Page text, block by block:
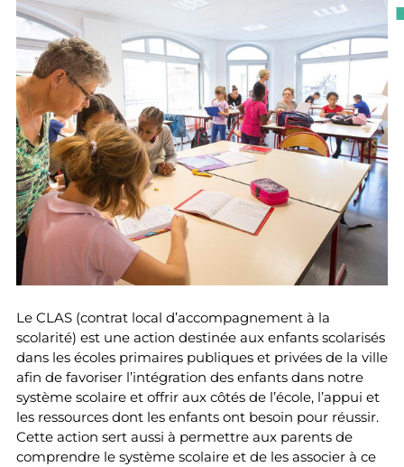
Le CLAS (contrat local d’accompagnement à la
scolarité) est une action destinée aux enfants scolarisés
dans les écoles primaires publiques et privées de la ville
afin de favoriser l’intégration des enfants dans notre
système scolaire et offrir aux côtés de l’école, l’appui et
les ressources dont les enfants ont besoin pour réussir.
Cette action sert aussi à permettre aux parents de
comprendre le système scolaire et de les associer à ce